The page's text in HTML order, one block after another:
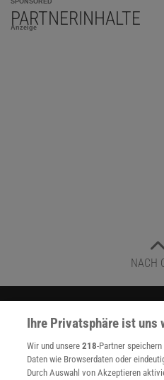
SPONSORED
PARTNERINHALTE
Anzeige
NACH
Für Sie im
Ihre Privatsphäre ist uns
Wir und unsere218-Partner
Daten wie Browserdaten oder
Durch Auswahl von Akzeptieren